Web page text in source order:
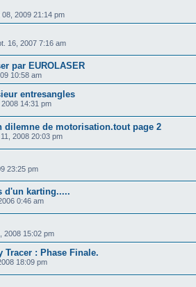
2009 21:14 pm
16, 2007 7:16 am
par EUROLASER
10:58 am
entresangles
14:31 pm
dilemne de motorisation.tout page 2
2008 20:03 pm
23:25 pm
d'un karting.....
0:46 am
2008 15:02 pm
Tracer : Phase Finale.
18:09 pm